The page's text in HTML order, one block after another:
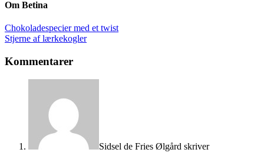
Om Betina
Chokoladespecier med et twist
Stjerne af lærkekogler
Kommentarer
Sidsel de Fries Ølgård skriver